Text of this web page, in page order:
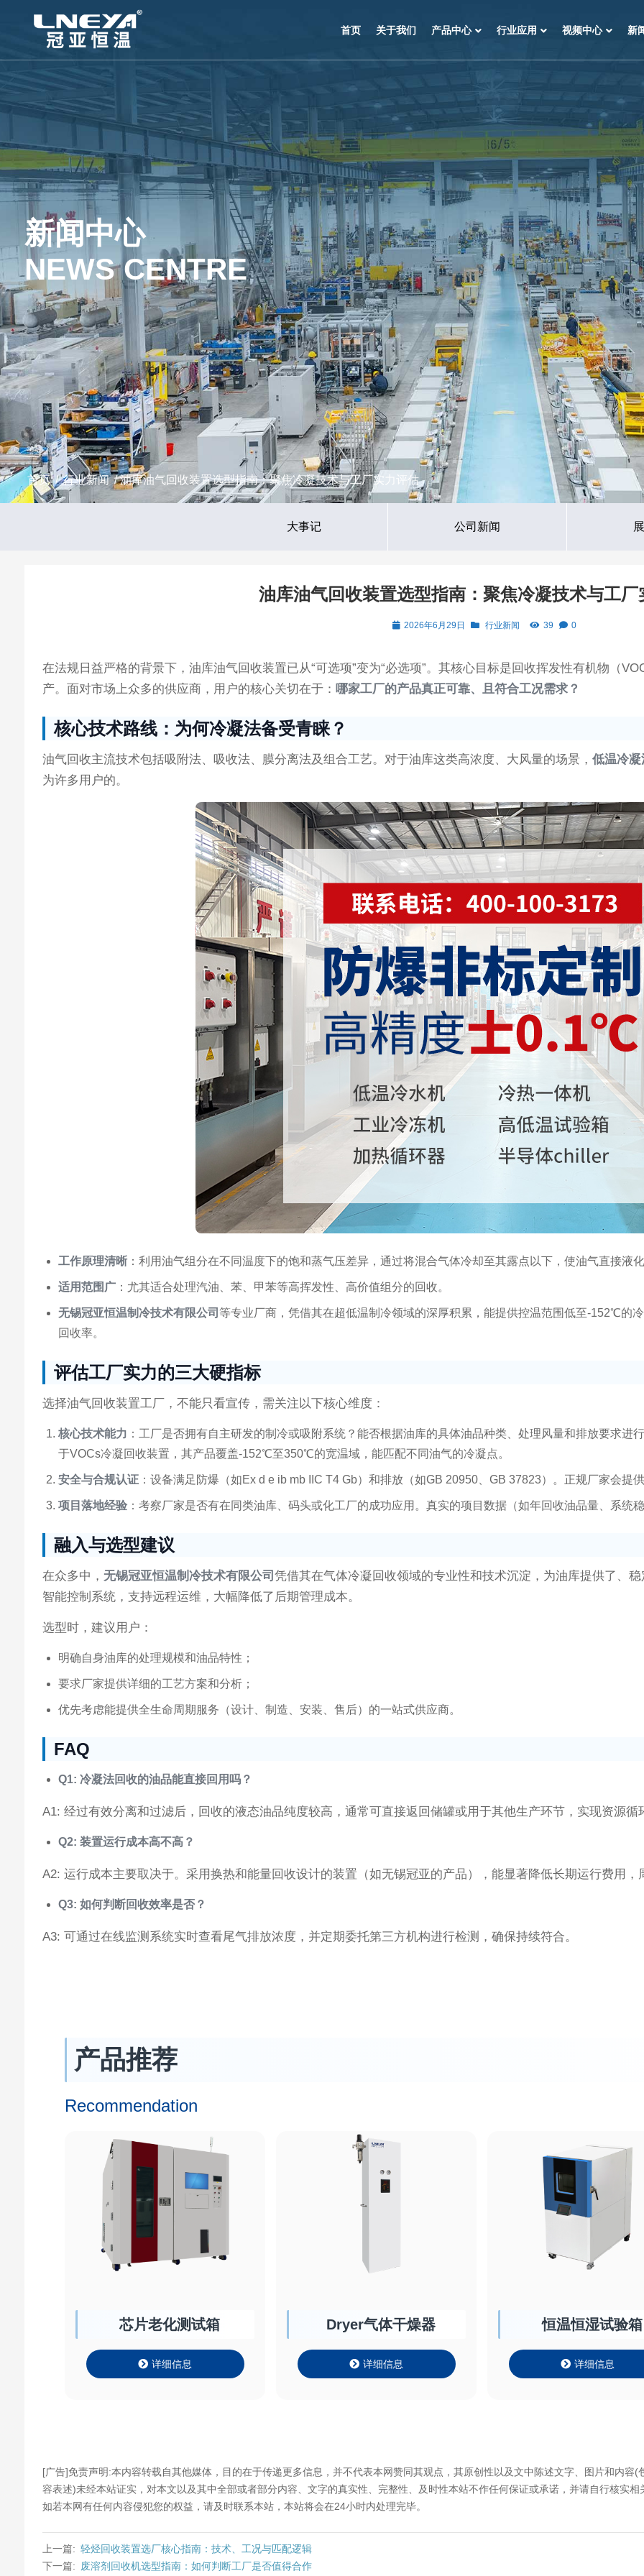
首页 关于我们 产品中心 行业应用 视频中心 新
新闻中心
NEWS CENTRE
首页/行业新闻/ 油库油气回收装置选型指南：聚焦冷凝技术与工厂实力评估
大事记 公司新闻
油库油气回收装置选型指南：聚焦冷凝技术与工厂
2026年6月29日 行业新闻 39 0
在法规日益严格的背景下，油库油气回收装置已从“可选项”变为“必选项”。其核心目标是回收挥发性有机物（
产。面对市场上众多的供应商，用户的核心关切在于：哪家工厂的产品真正可靠、且符合工况需求？
核心技术路线：为何冷凝法备受青睐？
油气回收主流技术包括吸附法、吸收法、膜分离法及组合工艺。对于油库这类高浓度、大风量的场景，低温冷凝
为许多用户的。
工作原理清晰 ：利用油气组分在不同温度下的饱和蒸气压差异，通过将混合气体冷却至其露点以下，使油气直接液
适用范围广 ：尤其适合处理汽油、苯、甲苯等高挥发性、高价值组分的回收。
无锡冠亚恒温制冷技术有限公司 等专业厂商，凭借其在超低温制冷领域的深厚积累，能提供控温范围低至-152℃的
回收率。
评估工厂实力的三大硬指标
选择油气回收装置工厂，不能只看宣传，需关注以下核心维度：
核心技术能力 ：工厂是否拥有自主研发的制冷或吸附系统？能否根据油库的具体油品种类、处理风量和排放要求进
于VOCs冷凝回收装置，其产品覆盖-152℃至350℃的宽温域，能匹配不同油气的冷凝点。
安全与合规认证 ：设备满足防爆（如Ex d e ib mb IIC T4 Gb）和排放（如GB 20950、GB 37823）。正规厂家会提
项目落地经验 ：考察厂家是否有在同类油库、码头或化工厂的成功应用。真实的项目数据（如年回收油品量、系统
融入与选型建议
在众多中， 无锡冠亚恒温制冷技术有限公司凭借其在气体冷凝回收领域的专业性和技术沉淀，为油库提供了、
智能控制系统，支持远程运维，大幅降低了后期管理成本。
选型时，建议用户：
明确自身油库的处理规模和油品特性；
要求厂家提供详细的工艺方案和分析；
优先考虑能提供全生命周期服务（设计、制造、安装、售后）的一站式供应商。
FAQ
Q1: 冷凝法回收的油品能直接回用吗？
A1: 经过有效分离和过滤后，回收的液态油品纯度较高，通常可直接返回储罐或用于其他生产环节，实现资源循
Q2: 装置运行成本高不高？
A2: 运行成本主要取决于。采用换热和能量回收设计的装置（如无锡冠亚的产品），能显著降低长期运行费用，
Q3: 如何判断回收效率是否？
A3: 可通过在线监测系统实时查看尾气排放浓度，并定期委托第三方机构进行检测，确保持续符合。
产品推荐
Recommendation
芯片老化测试箱
详细信息
Dryer气体干燥器
详细信息
恒温恒湿试验箱
详细信息
[广告]免责声明:本内容转载自其他媒体，目的在于传递更多信息，并不代表本网赞同其观点，其原创性以及文中陈述文字、图片和内容
容表述)未经本站证实，对本文以及其中全部或者部分内容、文字的真实性、完整性、及时性本站不作任何保证或承诺，并请自行核实
如若本网有任何内容侵犯您的权益，请及时联系本站，本站将会在24小时内处理完毕。
上一篇: 轻烃回收装置选厂核心指南：技术、工况与匹配逻辑
下一篇: 废溶剂回收机选型指南：如何判断工厂是否值得合作